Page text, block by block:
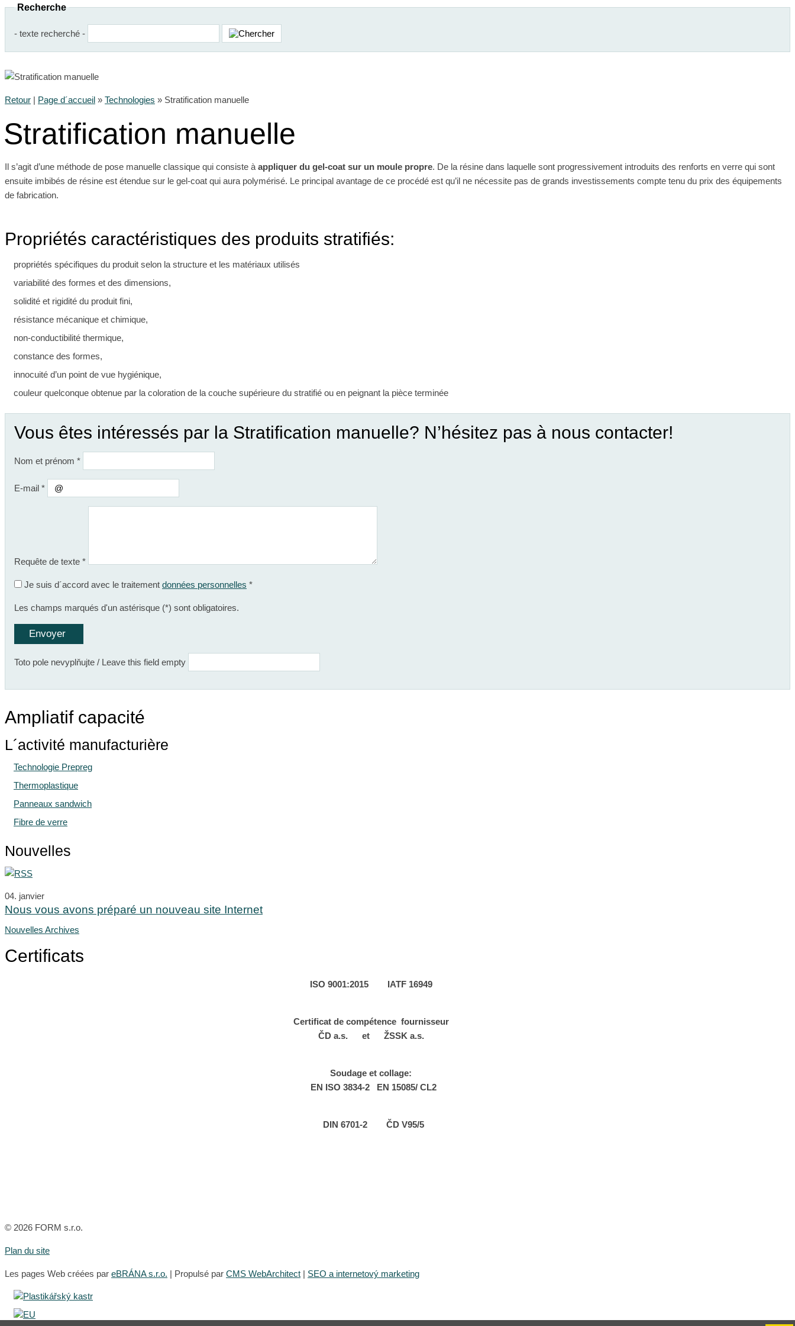
Recherche
- texte recherché -
Retour | Page d´accueil » Technologies » Stratification manuelle
Stratification manuelle
Il s’agit d’une méthode de pose manuelle classique qui consiste à appliquer du gel-coat sur un moule propre. De la résine dans laquelle sont progressivement introduits des renforts en verre qui sont
ensuite imbibés de résine est étendue sur le gel-coat qui aura polymérisé. Le principal avantage de ce procédé est qu’il ne nécessite pas de grands investissements compte tenu du prix des équipements
de fabrication.
Propriétés caractéristiques des produits stratifiés:
propriétés spécifiques du produit selon la structure et les matériaux utilisés
variabilité des formes et des dimensions,
solidité et rigidité du produit fini,
résistance mécanique et chimique,
non-conductibilité thermique,
constance des formes,
innocuité d’un point de vue hygiénique,
couleur quelconque obtenue par la coloration de la couche supérieure du stratifié ou en peignant la pièce terminée
Vous êtes intéressés par la Stratification manuelle? N’hésitez pas à nous contacter!
Nom et prénom *
E-mail *
Requête de texte *
Je suis d´accord avec le traitement données personnelles *
Les champs marqués d'un astérisque (*) sont obligatoires.
Toto pole nevyplňujte / Leave this field empty
Ampliatif capacité
L´activité manufacturière
Technologie Prepreg
Thermoplastique
Panneaux sandwich
Fibre de verre
Nouvelles
04. janvier
Nous vous avons préparé un nouveau site Internet
Nouvelles Archives
Certificats
ISO 9001:2015 IATF 16949
Certificat de compétence fournisseur
ČD a.s. et ŽSSK a.s.
Soudage et collage:
EN ISO 3834-2 EN 15085/ CL2
DIN 6701-2 ČDV95/5
© 2026 FORM s.r.o.
Plan du site
Les pages Web créées par eBRÁNA s.r.o. | Propulsé par CMS WebArchitect | SEO a internetový marketing